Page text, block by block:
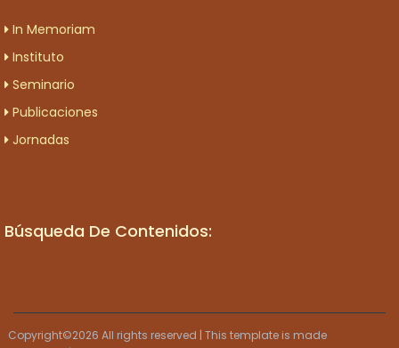
In Memoriam
Instituto
Seminario
Publicaciones
Jornadas
Búsqueda De Contenidos:
Copyright©2026 All rights reserved | This template is made